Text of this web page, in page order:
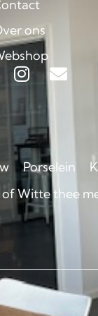
ons
Porselein
of Witte thee